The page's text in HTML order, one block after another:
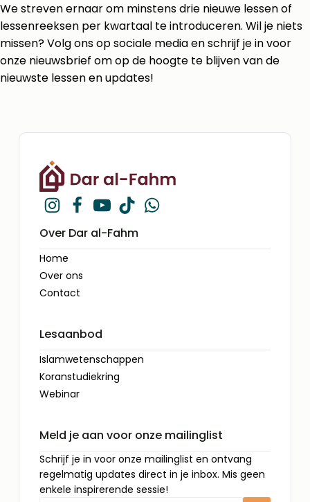
We streven ernaar om minstens drie nieuwe lessen of
lessenreeksen per kwartaal te introduceren. Wil je niets
missen? Volg ons op sociale media en schrijf je in voor
onze nieuwsbrief om op de hoogte te blijven van de
nieuwste lessen en updates!
Over Dar al-Fahm
Home
Over ons
Contact
Lesaanbod
Islamwetenschappen
Koranstudiekring
Webinar
Meld je aan voor onze mailinglist
Schrijf je in voor onze mailinglist en ontvang
regelmatig updates direct in je inbox. Mis geen
enkele inspirerende sessie!